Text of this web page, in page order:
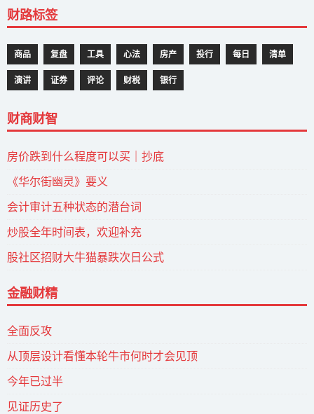
财路标签
商品 复盘 工具 心法 房产 投行 每日 清单
演讲 证券 评论 财税 银行
财商财智
房价跌到什么程度可以买｜抄底
《华尔街幽灵》要义
会计审计五种状态的潜台词
炒股全年时间表，欢迎补充
股社区招财大牛猫暴跌次日公式
金融财精
全面反攻
从顶层设计看懂本轮牛市何时才会见顶
今年已过半
见证历史了